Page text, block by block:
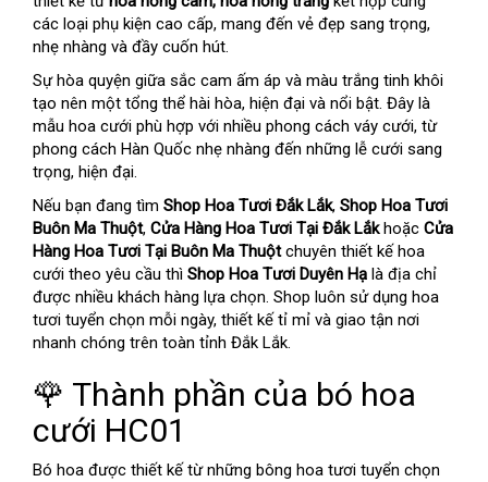
các loại phụ kiện cao cấp, mang đến vẻ đẹp sang trọng,
nhẹ nhàng và đầy cuốn hút.
Sự hòa quyện giữa sắc cam ấm áp và màu trắng tinh khôi
tạo nên một tổng thể hài hòa, hiện đại và nổi bật. Đây là
mẫu hoa cưới phù hợp với nhiều phong cách váy cưới, từ
phong cách Hàn Quốc nhẹ nhàng đến những lễ cưới sang
trọng, hiện đại.
Nếu bạn đang tìm Shop Hoa Tươi Đắk Lắk, Shop Hoa Tươi
Buôn Ma Thuột, Cửa Hàng Hoa Tươi Tại Đắk Lắkhoặc Cửa
Hàng Hoa Tươi Tại Buôn Ma Thuộtchuyên thiết kế hoa
cưới theo yêu cầu thì Shop Hoa Tươi Duyên Hạ là địa chỉ
được nhiều khách hàng lựa chọn. Shop luôn sử dụng hoa
tươi tuyển chọn mỗi ngày, thiết kế tỉ mỉ và giao tận nơi
nhanh chóng trên toàn tỉnh Đắk Lắk.
🌹 Thành phần của bó hoa
cưới HC01
Bó hoa được thiết kế từ những bông hoa tươi tuyển chọn